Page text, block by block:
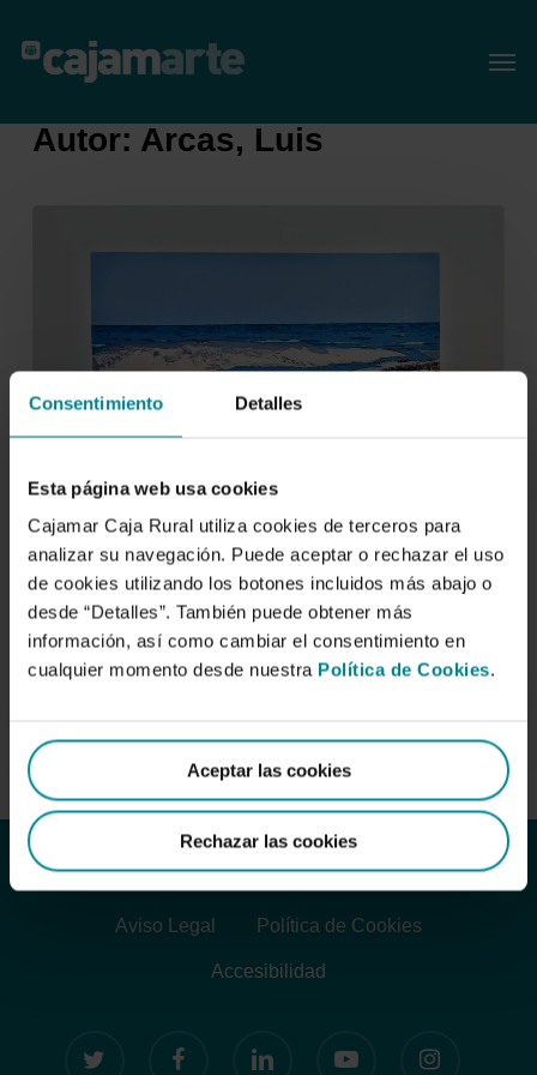
Consentimiento Detalles
Esta página web usa cookies
Cajamar Caja Rural utiliza cookies de terceros para
analizar su navegación. Puede aceptar o rechazar el uso
de cookies utilizando los botones incluidos más abajo o
desde “Detalles”. También puede obtener más
información, así como cambiar el consentimiento en
cualquier momento desde nuestra Política de Cookies.
Aceptar las cookies
Rechazar las cookies
contentAutor: Arcas, Luis
Arcas, Luis
Marina 81/580
Aviso Legal Política de Cookies
Accesibilidad